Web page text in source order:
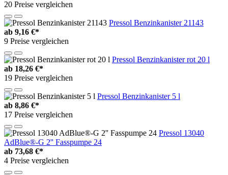
20 Preise vergleichen
Pressol Benzinkanister 21143
ab 9,16 €*
9 Preise vergleichen
Pressol Benzinkanister rot 20 l
ab 18,26 €*
19 Preise vergleichen
Pressol Benzinkanister 5 l
ab 8,86 €*
17 Preise vergleichen
Pressol 13040
AdBlue®-G 2'' Fasspumpe 24
ab 73,68 €*
4 Preise vergleichen